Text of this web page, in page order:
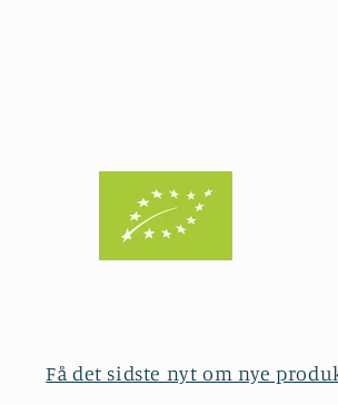
Få det sidste nyt om nye